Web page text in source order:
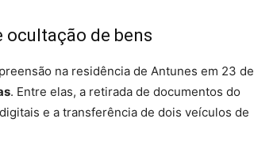
ocultação de bens
na residência de Antunes em 23 de
. Entre elas, a retirada de documentos do
e a transferência de dois veículos de